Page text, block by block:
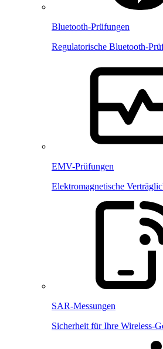
Bluetooth-Prüfungen
Regulatorische Bluetooth-
EMV-Prüfungen
Elektromagnetische
SAR-Messungen
Sicherheit für Ihre Wireless-